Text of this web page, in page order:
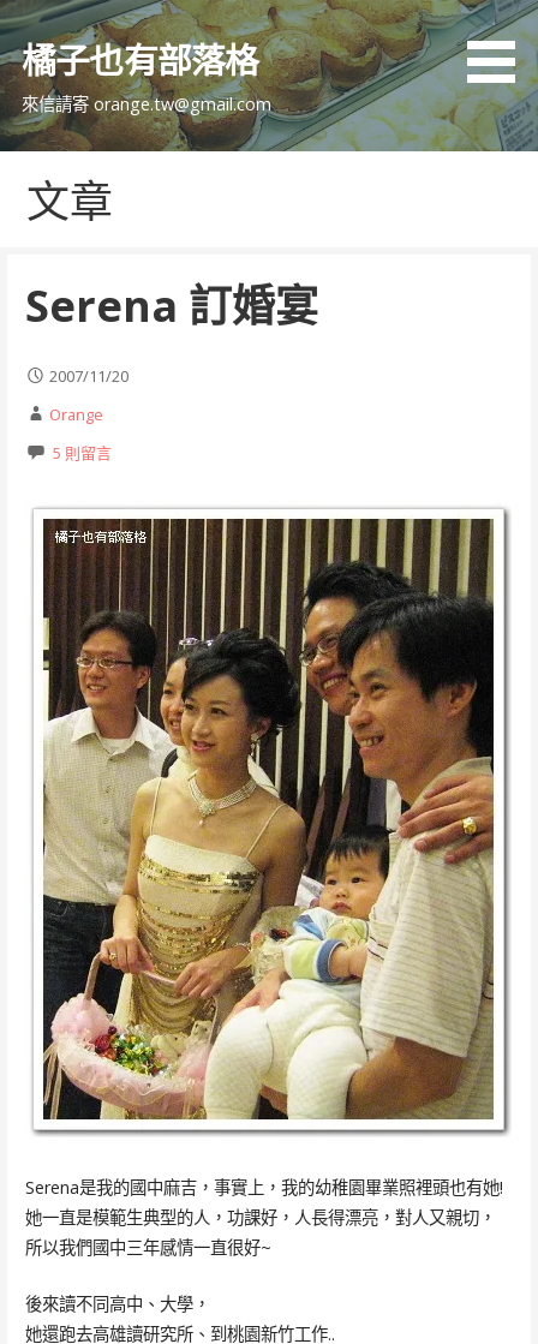
跳
主
內
橘子也有部落格
來信請寄 orange.tw@gmail.com
文章
Serena 訂婚宴
2007/11/20
Orange
5 則留言
Serena是我的國中麻吉，事實上，我的幼稚園畢業照裡頭也有她!
她一直是模範生典型的人，功課好，人長得漂亮，對人又親切，
所以我們國中三年感情一直很好~
後來讀不同高中、大學，
她還跑去高雄讀研究所、到桃園新竹工作..